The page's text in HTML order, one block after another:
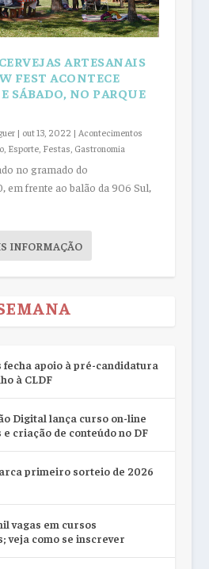
ARTESANAIS
FEST ACONTECE
SÁBADO, NO PARQUE
| out 13, 2022 | Acontecimentos
, Esporte, Festas, Gastronomia
no gramado do
em frente ao balão da 906 Sul,
INFORMAÇÃO
fecha apoio à pré-candidatura
à CLDF
Digital lança curso on-line
criação de conteúdo no DF
primeiro sorteio de 2026
vagas em cursos
veja como se inscrever